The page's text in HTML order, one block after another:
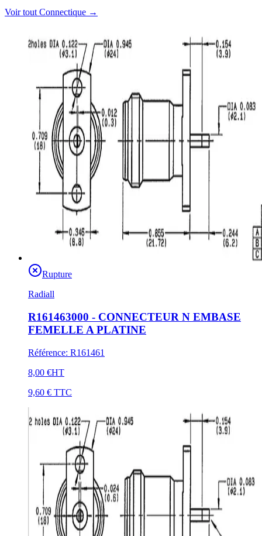
Voir tout Connectique →
Rupture
Radiall
R161463000 - CONNECTEUR N EMBASE
FEMELLE A PLATINE
Référence: R161461
8,00 €HT
9,60 € TTC